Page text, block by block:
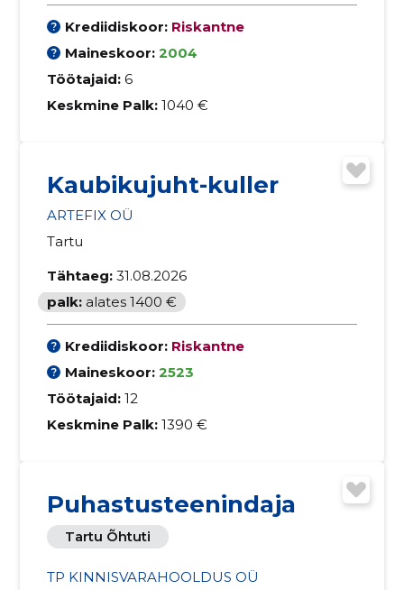
Krediidiskoor: Riskantne
Maineskoor: 2004
Töötajaid: 6
Keskmine Palk: 1040 €
Kaubikujuht-kuller
ARTEFIX OÜ
Tartu
Tähtaeg: 31.08.2026
palk: alates 1400 €
Krediidiskoor: Riskantne
Maineskoor: 2523
Töötajaid: 12
Keskmine Palk: 1390 €
Puhastusteenindaja
Tartu Õhtuti
TP KINNISVARAHOOLDUS OÜ